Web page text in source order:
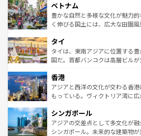
参照してほしい。
容にもいいと評判のスイーツなど
が味わえる。 なお、新着の台
照してほしい。
き、地方に足を延ばせば四季折々
できる。そして、キムチや焼肉
まで、さまざまな韓国料理が待
リティに包まれながら、韓国の多
わってみてほしい。 な
覧を参照してほしい。
ベトナム
豊かな自然と多様な文化が魅力
く伸びる国土には、広大な田園
急速な発展と共に伝統が息づく。
ーチミン市のフランス統治時代
醸し出している。また、バラエ
とつ。フォーやバインミー、ベト
ひ現地で味わいたい。どの地域
が旅行者を迎えてくれるので、
参照してほしい。
タイ
タイは、東南アジアに位置する
国だ。首都バンコクは高層ビル
の活気が交差している。北部では
帯で自然と触れ合い、南部では
いビーチでリゾート気分を楽し
激する。気候は一年中温暖で、ど
が待っている。親しみやすいタ
た文化、そして多様な観光資源
香港
アジアと西洋の文化が交わる香
もっている。ヴィクトリア湾に
み、どこを訪れても感動するはず
ており、効率よく見どころを回
うな絶景から文化的な体験まで
シンガポール
アジアの交差点として多文化が
シンガポール。未来的な建築物